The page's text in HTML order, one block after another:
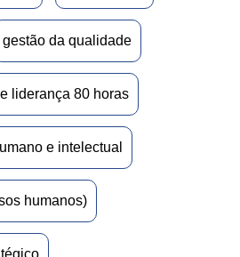
gestão da qualidade
liderança 80 horas
e intelectual
humanos)